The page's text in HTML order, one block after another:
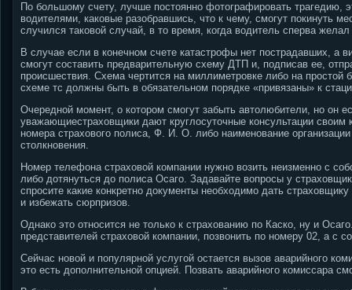
По большому счету, лучше постоянно фотографировать трагедию,
водителями, каковые разобравшись, что к чему, смогут покинуть
случился таковой случай, в то время, когда водитель сперва
В случае если в конечном счете катастрофы нет пострадавших, а
смогут составить предварительную схему ДТП и, подписав ее,
происшествия. Схема чертится на миллиметровке либо на
схеме тс должны быть в обязательном порядке «привязаны» к
Очередной момент, о котором смогут забыть автолюбители, но он
уважающиестраховщики дают круглосуточные консультации
номера страхового полиса, Ф. И. О. либо наименование
столкновения.
Номер телефона страховой компании нужно возить неизменно с
либо дотянуться до полиса Осаго. Задавайте вопросы у
спросите какие конкретно документы необходимо дать
и избежать сюрпризов.
Однако это относится не только к страхованию по Каско, ну и
представителей страховой компании, позвонить по номеру 02, а с
Сейчас новой и популярной услугой остается вызов аварийного
это есть дополнительной опцией. Позвать аварийного комиссара